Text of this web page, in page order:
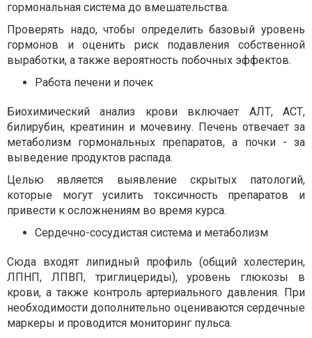
гормональная система до вмешательства.
Проверять надо, чтобы определить базовый уровень
гормонов и оценить риск подавления собственной
выработки, а также вероятность побочных эффектов.
Работа печени и почек
Биохимический анализ крови включает АЛТ, АСТ,
билирубин, креатинин и мочевину. Печень отвечает за
метаболизм гормональных препаратов, а почки - за
выведение продуктов распада.
Целью является выявление скрытых патологий,
которые могут усилить токсичность препаратов и
привести к осложнениям во время курса.
Сердечно-сосудистая система и метаболизм
Сюда входят липидный профиль (общий холестерин,
ЛПНП, ЛПВП, триглицериды), уровень глюкозы в
крови, а также контроль артериального давления. При
необходимости дополнительно оцениваются сердечные
маркеры и проводится мониторинг пульса.